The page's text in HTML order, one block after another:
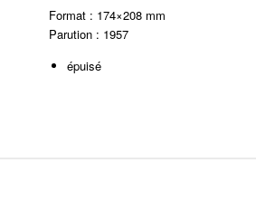
Format : 174×208 mm
Parution : 1957
épuisé